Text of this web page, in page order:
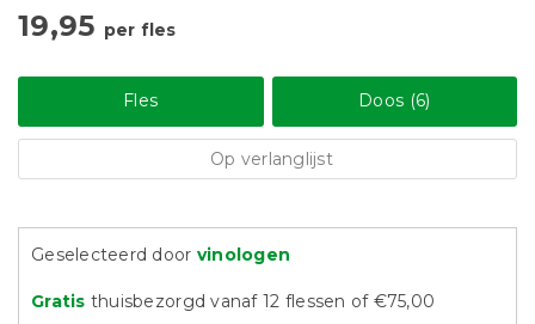
19,95 per fles
Fles Doos (6)
Op verlanglijst
Geselecteerd door vinologen
Gratis thuisbezorgd vanaf 12 flessen of €75,00